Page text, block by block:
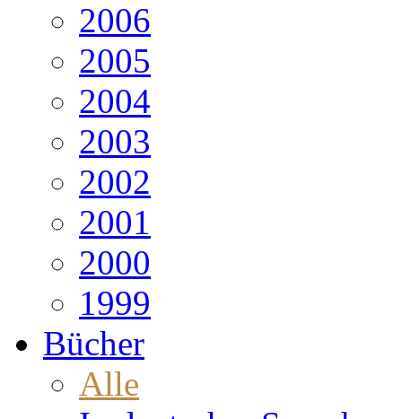
2006
2005
2004
2003
2002
2001
2000
1999
Bücher
Alle